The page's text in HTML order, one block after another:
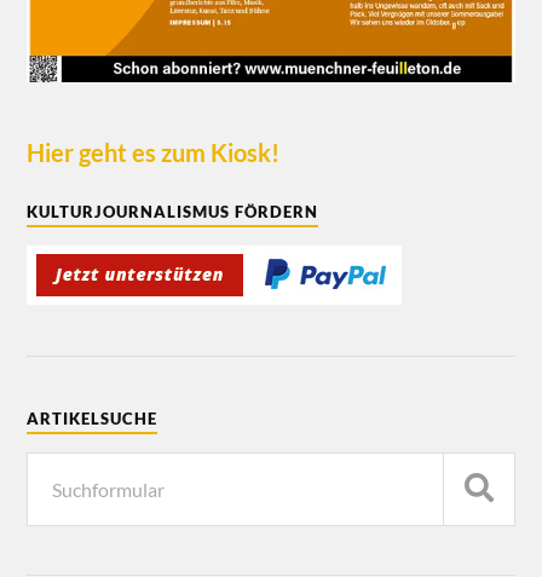
Hier geht es zum Kiosk!
KULTURJOURNALISMUS FÖRDERN
ARTIKELSUCHE